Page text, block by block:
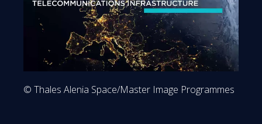
© Thales Alenia Space/Master Image Programmes